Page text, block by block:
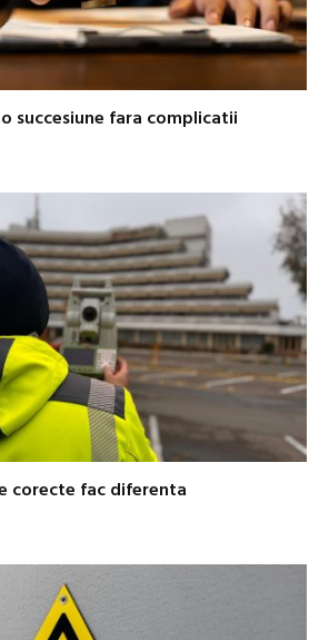
succesiune fara complicatii
corecte fac diferenta